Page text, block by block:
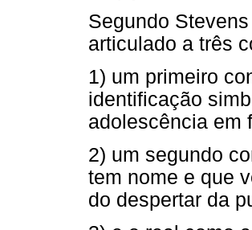
Segundo
articulado a três
1) um primeiro
identificação
adolescência em
2) um segundo
tem nome e que
do despertar da